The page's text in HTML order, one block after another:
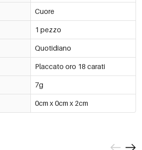
Cuore
1 pezzo
Quotidiano
Placcato oro 18 carati
7g
0cm x 0cm x 2cm